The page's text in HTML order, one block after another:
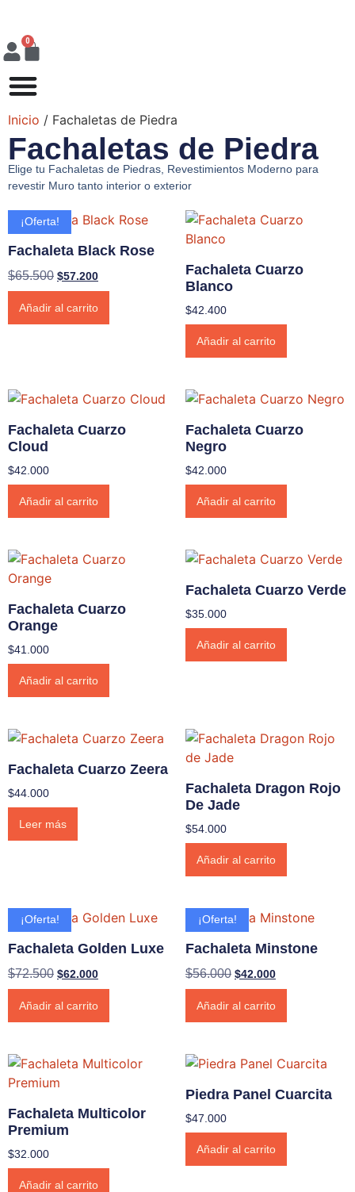
0
Inicio / Fachaletas de Piedra
Fachaletas de Piedra
Elige tu Fachaletas de Piedras, Revestimientos Moderno para
revestir Muro tanto interior o exterior
¡Oferta!
Fachaleta Black Rose
$65.500 $57.200
Añadir al carrito
Fachaleta Cuarzo
Blanco
$42.400
Añadir al carrito
Fachaleta Cuarzo
Cloud
$42.000
Añadir al carrito
Fachaleta Cuarzo
Negro
$42.000
Añadir al carrito
Fachaleta Cuarzo
Orange
$41.000
Añadir al carrito
Fachaleta Cuarzo Verde
$35.000
Añadir al carrito
Fachaleta Cuarzo Zeera
$44.000
Leer más
Fachaleta Dragon Rojo
De Jade
$54.000
Añadir al carrito
¡Oferta!
Fachaleta Golden Luxe
$72.500 $62.000
Añadir al carrito
¡Oferta!
Fachaleta Minstone
$56.000 $42.000
Añadir al carrito
Fachaleta Multicolor
Premium
$32.000
Añadir al carrito
Piedra Panel Cuarcita
$47.000
Añadir al carrito